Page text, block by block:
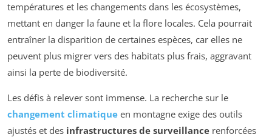
températures et les changements dans les écosystèmes,
mettant en danger la faune et la flore locales. Cela pourrait
entraîner la disparition de certaines espèces, car elles ne
peuvent plus migrer vers des habitats plus frais, aggravant
ainsi la perte de biodiversité.
Les défis à relever sont immense. La recherche sur le
changement climatique en montagne exige des outils
ajustés et des infrastructures de surveillance renforcées